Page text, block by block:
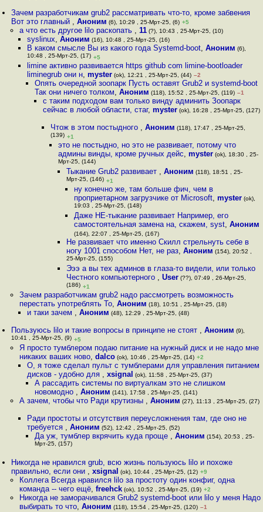
Зачем разработчикам grub2 рассматривать что-то, кроме забвения
Вот это главный ,Аноним (6), 10:29 , 25-Мрт-25, (6) +5
а что есть другое lilo раскопать , 11(?), 10:43 , 25-Мрт-25, (10)
syslinux, Аноним (16), 10:48 , 25-Мрт-25, (16)
В каком смысле Вы из какого года Systemd-boot, Аноним (6),
10:48 , 25-Мрт-25, (17) +5
limine активно развивается https github com limine-bootloader
liminegrub они н, myster(ok), 12:21 , 25-Мрт-25, (44) –2
Опять очередной зоопарк Пусть оставят Grub2 и systemd-boot
Так они ничего толком,Аноним (118), 15:52 , 25-Мрт-25, (119) –1
с таким подходом вам только винду админить Зоопарк
сейчас в любой области, стаг, myster(ok), 16:28 , 25-Мрт-25, (127)
Чтож в этом постыдного , Аноним (118), 17:47 , 25-Мрт-25,
(139) +1
это не постыдно, но это не развивает, потому что
админы винды, кроме ручных дейс,myster (ok), 18:30 , 25-
Мрт-25, (144)
Тыкание Grub2 развивает , Аноним (118), 18:51 , 25-
Мрт-25, (146) +1
ну конечно же, там больше фич, чем в
проприетарном загрузчике от Microsoft, myster(ok),
19:03 , 25-Мрт-25, (148)
Даже НЕ-тыкание развивает Например, его
самостоятельная замена на, скажем, syst, Аноним
(164), 22:07 , 25-Мрт-25, (167)
Не развивает что именно Скилл стрельнуть себе в
ногу 1001 способом Нет, не раз, Аноним (154), 20:52 ,
25-Мрт-25, (155)
Эээ а вы тех админов в глаза-то видели, или только
Честного компьютерного , User(??), 07:49 , 26-Мрт-25,
(186) +1
Зачем разработчикам grub2 надо рассмотреть возможность
перестать употреблять То, Аноним (18), 10:51 , 25-Мрт-25, (18)
и таки зачем , Аноним (48), 12:29 , 25-Мрт-25, (48)
Пользуюсь lilo и такие вопросы в принципе не стоят ,Аноним (9),
10:41 , 25-Мрт-25, (9) +5
Я просто тумблером подаю питание на нужный диск и не надо мне
никаких ваших ново, dalco(ok), 10:46 , 25-Мрт-25, (14) +2
О, я тоже сделал пульт с тумблерами для управления питанием
дисков - удобно для , xsignal (ok), 11:58 , 25-Мрт-25, (37)
А рассадить системы по виртуалкам это не слишком
новомодно ,Аноним (141), 17:58 , 25-Мрт-25, (141)
А зачем, чтобы что Ради крутизны , Аноним (27), 11:13 , 25-Мрт-25, (27)
Ради простоты и отсутствия переусложнения там, где оно не
требуется , Аноним (52), 12:42 , 25-Мрт-25, (52)
Да уж, тумблер вкрячить куда проще ,Аноним (154), 20:53 , 25-
Мрт-25, (157)
Никогда не нравился grub, всю жизнь пользуюсь lilo и похоже
правильно, если они ,xsignal (ok), 10:44 , 25-Мрт-25, (12) +9
Коллега Всегда нравился lilo за простоту один конфиг, одна
команда -- чего ещё, freehck(ok), 10:52 , 25-Мрт-25, (19) +2
Никогда не заморачивался Grub2 systemd-boot или lilo у меня Надо
выбирать то что, Аноним (118), 15:54 , 25-Мрт-25, (120) –1